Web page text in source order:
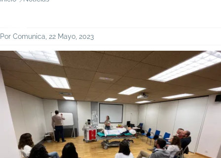
navegación
Por Comunica , 22 Mayo, 2023